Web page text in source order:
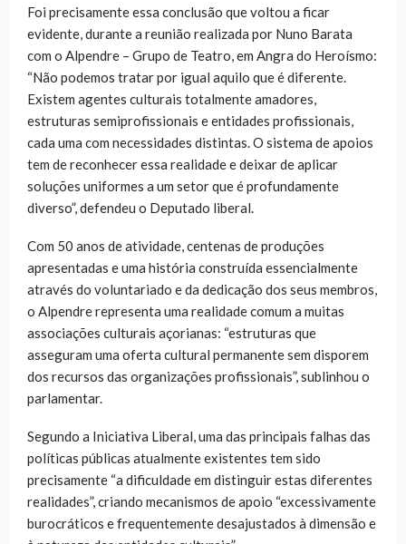
Foi precisamente essa conclusão que voltou a ficar
evidente, durante a reunião realizada por Nuno Barata
com o Alpendre – Grupo de Teatro, em Angra do Heroísmo:
“Não podemos tratar por igual aquilo que é diferente.
Existem agentes culturais totalmente amadores,
estruturas semiprofissionais e entidades profissionais,
cada uma com necessidades distintas. O sistema de apoios
tem de reconhecer essa realidade e deixar de aplicar
soluções uniformes a um setor que é profundamente
diverso”, defendeu o Deputado liberal.
Com 50 anos de atividade, centenas de produções
apresentadas e uma história construída essencialmente
através do voluntariado e da dedicação dos seus membros,
o Alpendre representa uma realidade comum a muitas
associações culturais açorianas: “estruturas que
asseguram uma oferta cultural permanente sem disporem
dos recursos das organizações profissionais”, sublinhou o
parlamentar.
Segundo a Iniciativa Liberal, uma das principais falhas das
políticas públicas atualmente existentes tem sido
precisamente “a dificuldade em distinguir estas diferentes
realidades”, criando mecanismos de apoio “excessivamente
burocráticos e frequentemente desajustados à dimensão e